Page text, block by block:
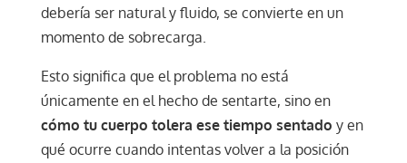
debería ser natural y fluido, se convierte en un
momento de sobrecarga.
Esto significa que el problema no está
únicamente en el hecho de sentarte, sino en
cómo tu cuerpo tolera ese tiempo sentado y en
qué ocurre cuando intentas volver a la posición